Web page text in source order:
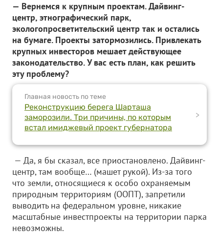
— Вернемся к крупным проектам. Дайвинг-
центр, этнографический парк,
экологопросветительский центр так и остались
на бумаге. Проекты затормозились. Привлекать
крупных инвесторов мешает действующее
законодательство. У вас есть план, как решить
эту проблему?
Главная новость по теме
Реконструкцию берега Шарташа
заморозили. Три причины, по которым
встал имиджевый проект губернатора
>
— Да, я бы сказал, все приостановлено. Дайвинг-
центр, там вообще… (машет рукой). Из-за того
что земли, относящиеся к особо охраняемым
природным территориям (ООПТ), запретили
выводить на федеральном уровне, никакие
масштабные инвестпроекты на территории парка
невозможны.